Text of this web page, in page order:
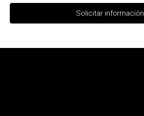
Solicitar información